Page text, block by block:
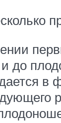
и до
в